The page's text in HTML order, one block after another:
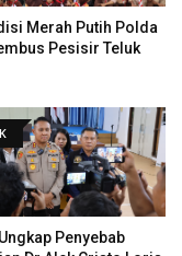
Merah Putih Polda
Pesisir Teluk
Penyebab